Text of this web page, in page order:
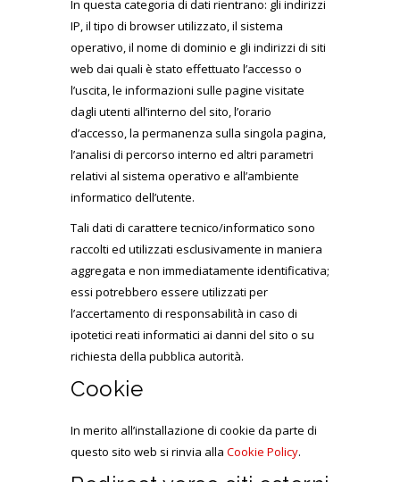
In questa categoria di dati rientrano: gli indirizzi
IP, il tipo di browser utilizzato, il sistema
operativo, il nome di dominio e gli indirizzi di siti
web dai quali è stato effettuato l’accesso o
l’uscita, le informazioni sulle pagine visitate
dagli utenti all’interno del sito, l’orario
d’accesso, la permanenza sulla singola pagina,
l’analisi di percorso interno ed altri parametri
relativi al sistema operativo e all’ambiente
informatico dell’utente.
Tali dati di carattere tecnico/informatico sono
raccolti ed utilizzati esclusivamente in maniera
aggregata e non immediatamente identificativa;
essi potrebbero essere utilizzati per
l’accertamento di responsabilità in caso di
ipotetici reati informatici ai danni del sito o su
richiesta della pubblica autorità.
Cookie
In merito all’installazione di cookie da parte di
questo sito web si rinvia alla Cookie Policy.